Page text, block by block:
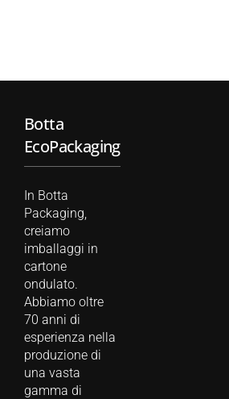
Botta
EcoPackaging
In Botta
Packaging,
creiamo
imballaggi in
cartone
ondulato.
Abbiamo oltre
70 anni di
esperienza nella
produzione di
una vasta
gamma di